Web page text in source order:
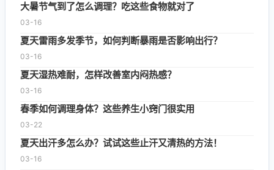
大暑节气到了怎么调理？吃这些食物就对了
03-16
夏天雷雨多发季节，如何判断暴雨是否影响出行？
03-16
夏天湿热难耐，怎样改善室内闷热感？
03-16
春季如何调理身体？这些养生小窍门很实用
03-22
夏天出汗多怎么办？试试这些止汗又清热的方法！
03-16